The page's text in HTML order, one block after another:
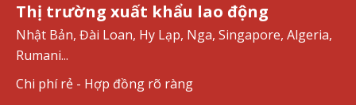
Thị trường xuất khẩu lao động
Nhật Bản, Đài Loan, Hy Lạp, Nga, Singapore, Algeria,
Rumani...
Chi phí rẻ - Hợp đồng rõ ràng